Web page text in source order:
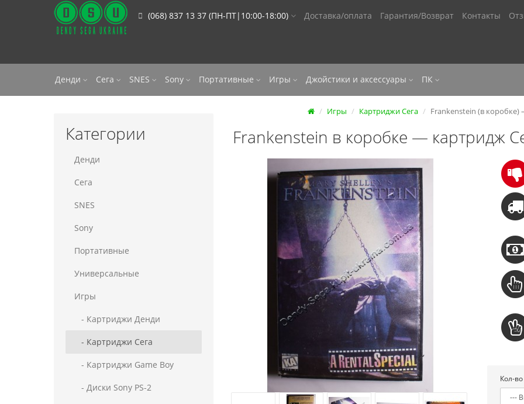
(068) 837 13 37 (ПН-ПТ|10:00-18:00) Доставка/оплата Гарантия/Возврат Контакты
Денди Сега SNES Sony Портативные Игры Джойстики и аксессуары ПК
Категории
Денди
Сега
SNES
Sony
Портативные
Универсальные
Игры
- Картриджи Денди
- Картриджи Сега
- Картриджи Game Boy
- Диски Sony PS-2
Игры Картриджи Сега Frankenstein (в
Frankenstein в коробке — картридж
Кол-